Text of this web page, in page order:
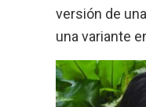
versión de
una variante